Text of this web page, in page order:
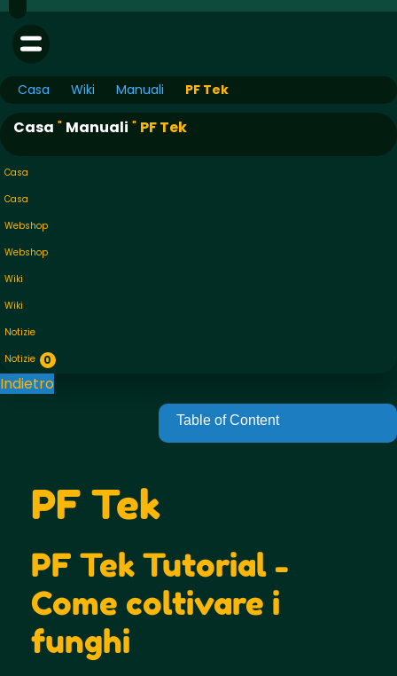
Casa Wiki Manuali PF Tek
Casa " Manuali " PF Tek
Casa
Casa
Webshop
Webshop
Wiki
Wiki
Notizie
Notizie
0
Indietro
PF Tek
PF Tek Tutorial -
Come coltivare i
funghi